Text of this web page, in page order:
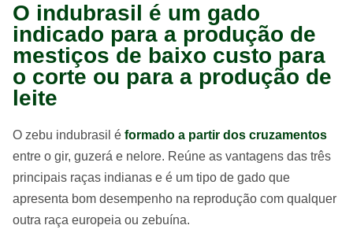
O indubrasil é um gado
indicado para a produção de
mestiços de baixo custo para
o corte ou para a produção de
leite
O zebu indubrasil é formado a partir dos cruzamentos
entre o gir, guzerá e nelore. Reúne as vantagens das três
principais raças indianas e é um tipo de gado que
apresenta bom desempenho na reprodução com qualquer
outra raça europeia ou zebuína.